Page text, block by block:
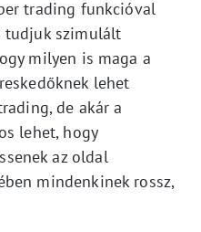
trading funkcióval
tudjuk szimulált
milyen is maga a
lehet
de akár a
lehet, hogy
az oldal
mindenkinek rossz,